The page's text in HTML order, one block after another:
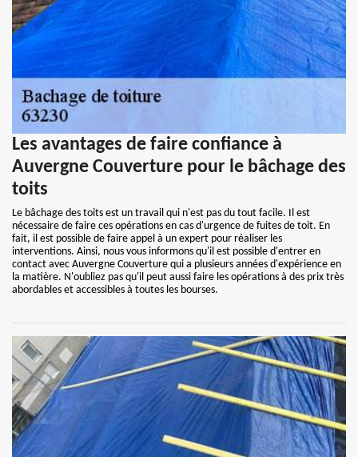
Les avantages de faire confiance à
Auvergne Couverture pour le bâchage des
toits
Le bâchage des toits est un travail qui n'est pas du tout facile. Il est
nécessaire de faire ces opérations en cas d'urgence de fuites de toit. En
fait, il est possible de faire appel à un expert pour réaliser les
interventions. Ainsi, nous vous informons qu'il est possible d'entrer en
contact avec Auvergne Couverture qui a plusieurs années d'expérience en
la matière. N'oubliez pas qu'il peut aussi faire les opérations à des prix très
abordables et accessibles à toutes les bourses.